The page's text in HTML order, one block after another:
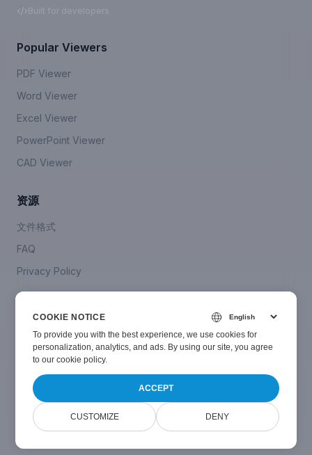
Built for developers
Popular Viewers
PDF Viewer
Word Viewer
Excel Viewer
PowerPoint Viewer
CAD Viewer
资源
文件格式
FAQ
Privacy Policy
联系我们
© Smallize2024-2026. All Rights Reserved.
Powered by Doconut Viewer v26.1.0
COOKIE NOTICE
To provide you with the best experience, we use cookies for
personalization, analytics, and ads. By using our site, you agree
toour cookie policy.
ACCEPT
CUSTOMIZE DENY